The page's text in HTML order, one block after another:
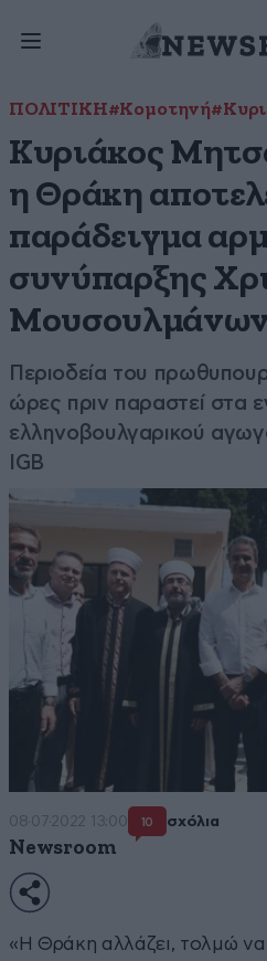
ΠΟΛΙΤΙΚΗ#Κομοτηνή
Κυριάκος
η Θράκη
παράδειγμα
συνύπαρξης
Περιοδεία του
ώρες πριν παραστεί στα
ελληνοβουλγαρικού
IGB
08·07·2022 13:00 10 σχόλια
Newsroom
«Η Θράκη αλλάζει, τολμώ να